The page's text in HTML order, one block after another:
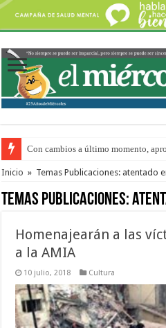
Con cambios a último momento,
Adopción en Entre Ríos: el 35% de
Inicio » Temas Publicaciones: atentado
Temas Publicaciones:
Homenajearán a las
a la AMIA
10 julio, 2018 Cultura